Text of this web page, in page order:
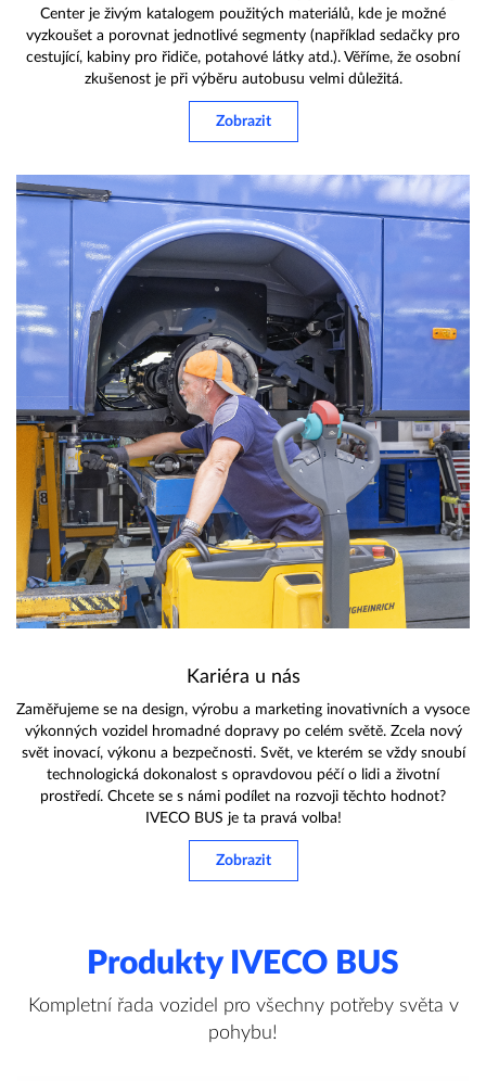
Center je živým katalogem použitých materiálů, kde je možné
vyzkoušet a porovnat jednotlivé segmenty (například sedačky pro
cestující, kabiny pro řidiče, potahové látky atd.). Věříme, že osobní
zkušenost je při výběru autobusu velmi důležitá.
Zobrazit
Kariéra u nás
Zaměřujeme se na design, výrobu a marketing inovativních a vysoce
výkonných vozidel hromadné dopravy po celém světě. Zcela nový
svět inovací, výkonu a bezpečnosti. Svět, ve kterém se vždy snoubí
technologická dokonalost s opravdovou péčí o lidi a životní
prostředí. Chcete se s námi podílet na rozvoji těchto hodnot?
IVECO BUS je ta pravá volba!
Zobrazit
Produkty IVECO BUS
Kompletní řada vozidel pro všechny potřeby světa v
pohybu!